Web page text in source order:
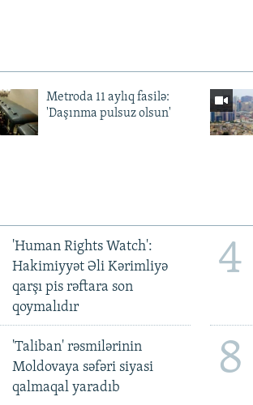
Metroda 11 aylıq fasilə:
'Daşınma pulsuz olsun'
'Human Rights Watch':
Hakimiyyət Əli Kərimliyə
qarşı pis rəftara son
qoymalıdır
4
'Taliban' rəsmilərinin
Moldovaya səfəri siyasi
qalmaqal yaradıb
8